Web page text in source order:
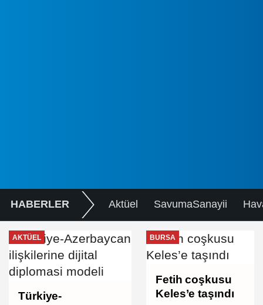
HABERLER Aktüel SavumaSanayii
AKTÜEL
Türkiye-
BURSA
Fetih coşkusu
Keles’e taşındı